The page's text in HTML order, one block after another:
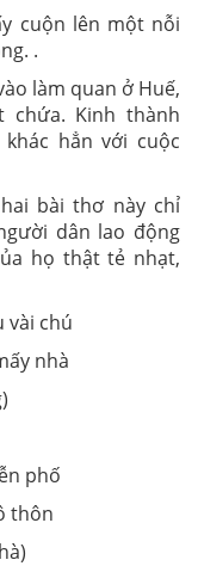
cuộn lên một nỗi
.
làm quan ở Huế,
Kinh thành
hẳn với cuộc
bài thơ này chỉ
dân lao động
họ thật tẻ nhạt,
vài chú
nhà
phố
thôn